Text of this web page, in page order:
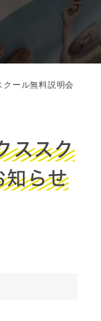
クール無料説明会
ススク
知らせ